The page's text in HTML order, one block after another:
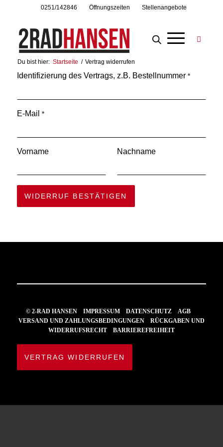
0251/142846 Öffnungszeiten Stellenangebote
Du bist hier: Startseite / Vertrag widerrufen
Identifizierung des Vertrags, z.B. Bestellnummer *
E-Mail *
E-
(wiederholen)*
Vorname Nachname
WIDERRUF BESTÄTIGEN
© 2-RAD HANSENIMPRESSUM DATENSCHUTZ
AGB
VERSAND UND ZAHLUNGSBEDINGUNGEN
RÜCKGABEN UND
WIDERRUFSRECHT
BARRIEREFREIHEIT
VERTRAG WIDERRUFEN